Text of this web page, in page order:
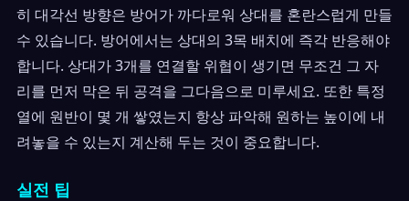
히 대각선 방향은 방어가 까다로워 상대를 혼란스럽게 만들
수 있습니다. 방어에서는 상대의 3목 배치에 즉각 반응해야
합니다. 상대가 3개를 연결할 위협이 생기면 무조건 그 자
리를 먼저 막은 뒤 공격을 그다음으로 미루세요. 또한 특정
열에 원반이 몇 개 쌓였는지 항상 파악해 원하는 높이에 내
려놓을 수 있는지 계산해 두는 것이 중요합니다.
실전 팁